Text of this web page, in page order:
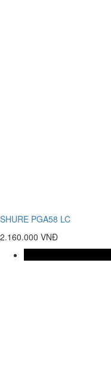
SHURE PGA58 LC
2.160.000 VNĐ